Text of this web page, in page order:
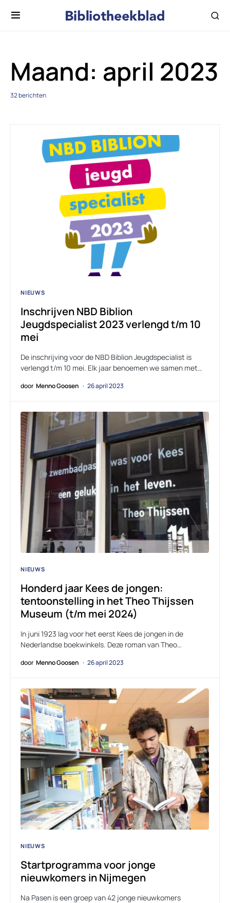
Maand: april 2023
32 berichten
NIEUWS
Inschrijven NBD Biblion
Jeugdspecialist 2023 verlengd t/m 10
mei
De inschrijving voor de NBD Biblion Jeugdspecialist is
verlengd t/m 10 mei. Elk jaar benoemen we samen met…
door Menno Goosen 26 april 2023
NIEUWS
Honderd jaar Kees de jongen:
tentoonstelling in het Theo Thijssen
Museum (t/m mei 2024)
In juni 1923 lag voor het eerst Kees de jongen in de
Nederlandse boekwinkels. Deze roman van Theo…
door Menno Goosen 26 april 2023
NIEUWS
Startprogramma voor jonge
nieuwkomers in Nijmegen
Na Pasen is een groep van 42 jonge nieuwkomers